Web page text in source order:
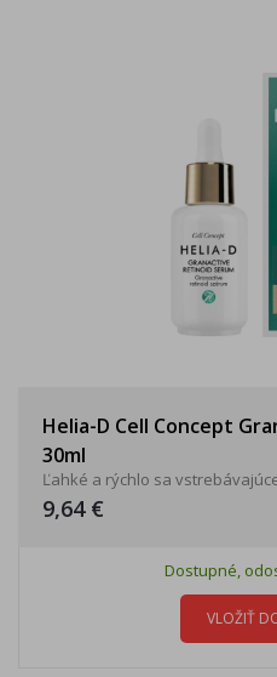
Helia-D Cell Concept
30ml
Ľahké a rýchlo sa
9,64 €
Dostupné,
VLOŽIŤ